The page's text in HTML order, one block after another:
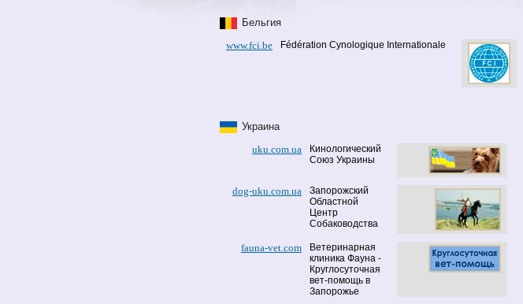
Бельгия
www.fci.be
Fédération Cynologique Internationale
Украина
uku.com.ua
Кинологический
Союз Украины
dog-uku.com.ua
Запорожский
Областной
Центр
Собаководства
fauna-vet.com
Ветеринарная
клиника Фауна -
Круглосуточная
вет-помощь в
Запорожье